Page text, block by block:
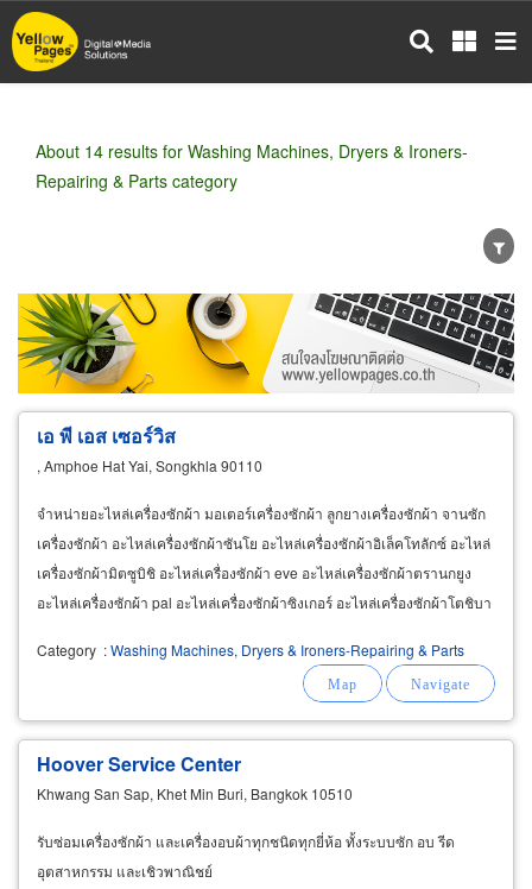
Skip
to
main
About 14 results for Washing Machines, Dryers & Ironers-
Repairing & Parts category
Wholesale Retail Manufacturer
Dealer
Exporter/Importer
Service Business
เอ พี เอส เซอร์วิส
, Amphoe Hat Yai, Songkhla 90110
จำหน่ายอะไหล่เครื่องซักผ้า มอเตอร์เครื่องซักผ้า ลูกยางเครื่องซักผ้า จานซัก
เครื่องซักผ้า อะไหล่เครื่องซักผ้าซันโย อะไหล่เครื่องซักผ้าอิเล็คโทลักซ์ อะไหล่
เครื่องซักผ้ามิตซูบิชิ อะไหล่เครื่องซักผ้า eve อะไหล่เครื่องซักผ้าตรานกยูง
อะไหล่เครื่องซักผ้า pal อะไหล่เครื่องซักผ้าซิงเกอร์ อะไหล่เครื่องซักผ้าโตชิบา
Category :Washing Machines, Dryers & Ironers-Repairing & Parts
Hoover Service Center
Khwang San Sap, Khet Min Buri, Bangkok 10510
รับซ่อมเครื่องซักผ้า และเครื่องอบผ้าทุกชนิดทุกยี่ห้อ ทั้งระบบซัก อบ รีด
อุตสาหกรรม และเชิวพาณิชย์